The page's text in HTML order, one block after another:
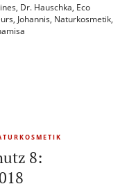
, Dr. Hauschka, Eco
, Johannis, Naturkosmetik,
8: